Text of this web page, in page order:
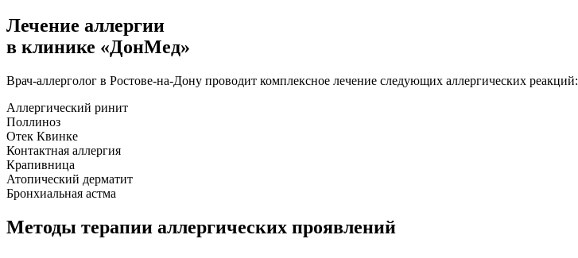
Лечение аллергии
в клинике «ДонМед»
Врач-аллерголог в Ростове-на-Дону проводит комплексное лечение следующих аллергических реакций:
Аллергический ринит
Поллиноз
Отек Квинке
Контактная аллергия
Крапивница
Атопический дерматит
Бронхиальная астма
Методы терапии аллергических проявлений